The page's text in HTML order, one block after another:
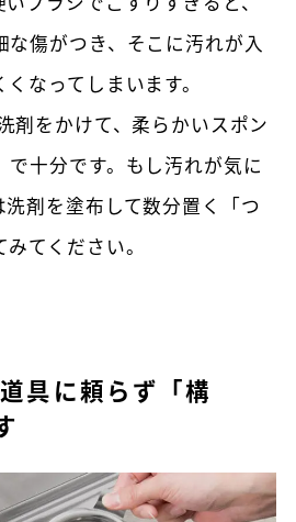
な傷がつき、そこに汚れが入
なってしまいます。
剤をかけて、柔らかいスポン
で十分です。もし汚れが気に
洗剤を塗布して数分置く「つ
てください。
具に頼らず「構